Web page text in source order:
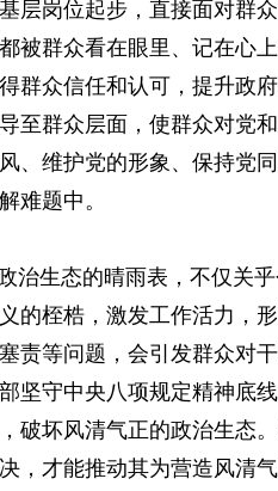
层岗位起步，直接面对群
被群众看在眼里、记在心
群众信任和认可，提升政
至群众层面，使群众对党
、维护党的形象、保持党
难题中。
治生态的晴雨表，不仅关
桎梏，激发工作活力，
等问题，会引发群众对
守中央八项规定精神底
破坏风清气正的政治生态
才能推动其为营造风清